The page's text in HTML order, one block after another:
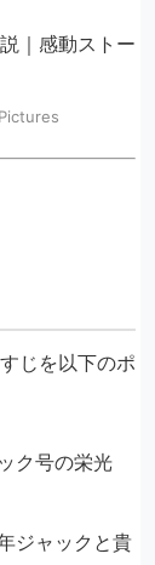
じを以下のポ
ク号の栄光
ジャックと貴